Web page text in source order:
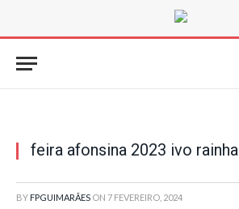
feira afonsina 2023 ivo rainha
BY FPGUIMARÃES ON 7 FEVEREIRO, 2024